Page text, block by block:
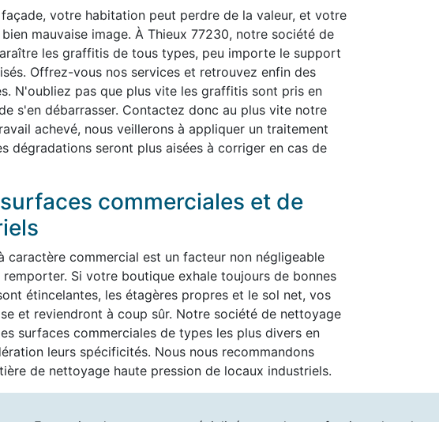
votre habitation peut perdre de la valeur, et votre
mauvaise image. À Thieux 77230, notre société de
les graffitis de tous types, peu importe le support
Offrez-vous nos services et retrouvez enfin des
N'oubliez pas que plus vite les graffitis sont pris en
s'en débarrasser. Contactez donc au plus vite notre
achevé, nous veillerons à appliquer un traitement
dégradations seront plus aisées à corriger en cas de
commerciales et de
caractère commercial est un facteur non négligeable
Si votre boutique exhale toujours de bonnes
étincelantes, les étagères propres et le sol net, vos
et reviendront à coup sûr. Notre société de nettoyage
surfaces commerciales de types les plus divers en
leurs spécificités. Nous nous recommandons
de nettoyage haute pression de locaux industriels.